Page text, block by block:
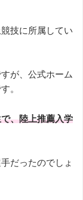
技に所属してい
が、公式ホーム
。
、陸上推薦入学
だったのでしょ